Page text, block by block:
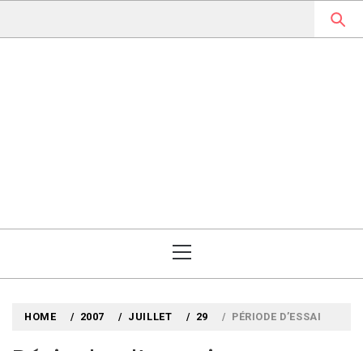
Menu
HOME 2007 JUILLET 29 PÉRIODE D’ESSAI